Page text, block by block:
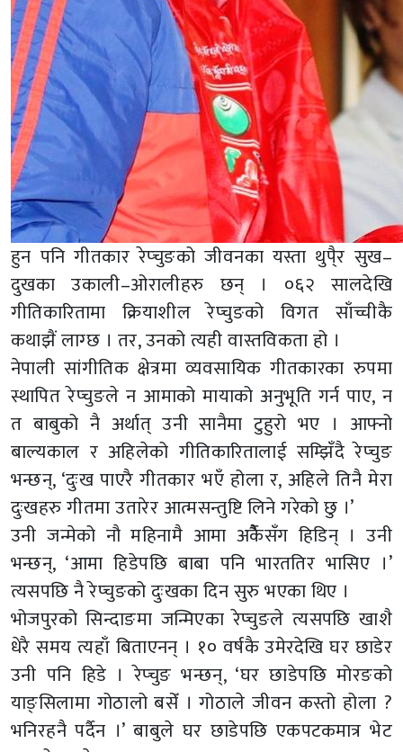
हुन पनि गीतकार रेप्चुङको जीवनका यस्ता थुपै्र सुख–
दुखका उकाली–ओरालीहरु छन् । ०६२ सालदेखि
गीतिकारितामा क्रियाशील रेप्चुङको विगत साँच्चीकै
कथाझैं लाग्छ । तर, उनको त्यही वास्तविकता हो ।
नेपाली सांगीतिक क्षेत्रमा व्यवसायिक गीतकारका रुपमा
स्थापित रेप्चुङले न आमाको मायाको अनुभूति गर्न पाए, न
त बाबुको नै अर्थात् उनी सानैमा टुहुरो भए । आफ्नो
बाल्यकाल र अहिलेको गीतिकारितालाई सम्झिँदै रेप्चुङ
भन्छन्, ‘दुःख पाएरै गीतकार भएँ होला र, अहिले तिनै मेरा
दुःखहरु गीतमा उतारेर आत्मसन्तुष्टि लिने गरेको छु ।’
उनी जन्मेको नौ महिनामै आमा अर्कैैसँग हिडिन् । उनी
भन्छन्, ‘आमा हिडेपछि बाबा पनि भारततिर भासिए ।’
त्यसपछि नै रेप्चुङको दुःखका दिन सुरु भएका थिए ।
भोजपुरको सिन्दाङमा जन्मिएका रेप्चुङले त्यसपछि खाशै
धेरै समय त्यहाँ बिताएनन् । १० वर्षकै उमेरदेखि घर छाडेर
उनी पनि हिडे । रेप्चुङ भन्छन्, ‘घर छाडेपछि मोरङको
याङ्सिलामा गोठालो बसेँ । गोठाले जीवन कस्तो होला ?
भनिरहनै पर्दैन ।’ बाबुले घर छाडेपछि एकपटकमात्र भेट